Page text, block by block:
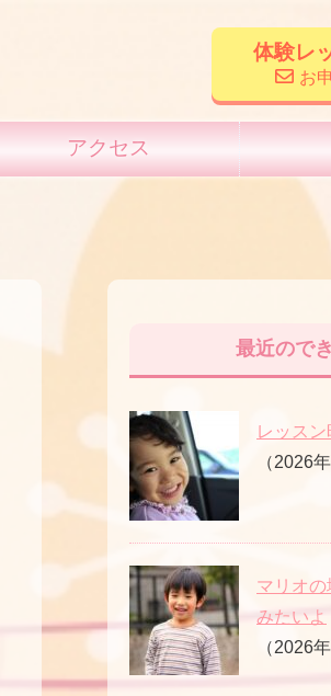
体験レ
お
アクセス
最近ので
レッス
（2026
マリオの
みたいよ
（2026